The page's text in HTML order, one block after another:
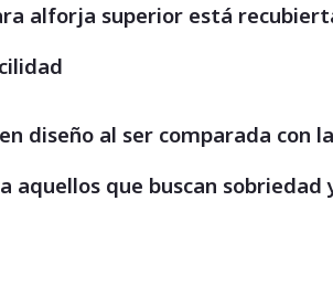
alforja superior está
diseño al ser comparada
aquellos que buscan